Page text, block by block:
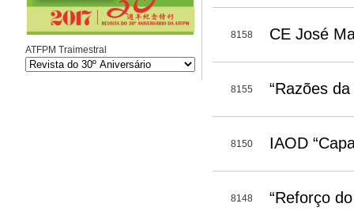
ATFPM Traimestral
8158 CE José
8155 “Razões
8150 IAOD
8148 “Reforço